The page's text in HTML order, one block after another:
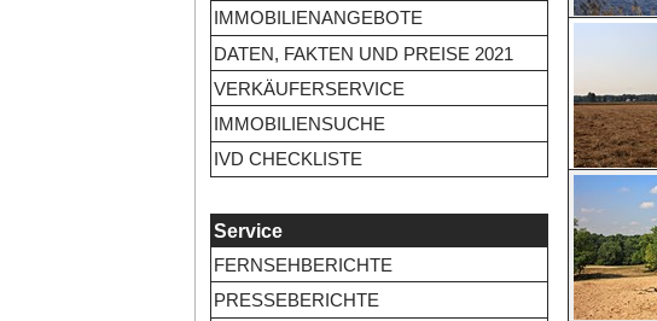
IMMOBILIENANGEBOTE
DATEN, FAKTEN UND PREISE 2021
VERKÄUFERSERVICE
IMMOBILIENSUCHE
IVD CHECKLISTE
Service
FERNSEHBERICHTE
PRESSEBERICHTE